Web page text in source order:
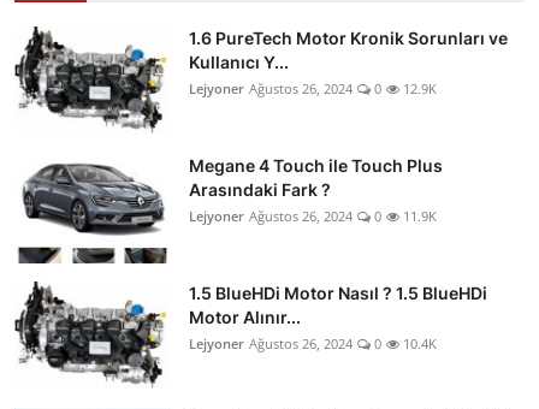
1.6 PureTech Motor Kronik Sorunları ve
Kullanıcı Y...
Lejyoner Ağustos 26, 2024 0 12.9K
Megane 4 Touch ile Touch Plus
Arasındaki Fark ?
Lejyoner Ağustos 26, 2024 0 11.9K
1.5 BlueHDi Motor Nasıl ? 1.5 BlueHDi
Motor Alınır...
Lejyoner Ağustos 26, 2024 0 10.4K